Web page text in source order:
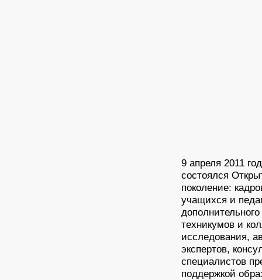
9 апреля 2011
состоялся
поколение:
учащихся и
техникумов и
исследования,
экспертов,
специалистов
поддержкой